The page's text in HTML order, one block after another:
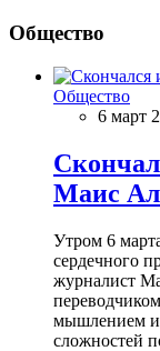
Общество
Общество
6 март
Маис
Утром 6
сердечного
журналист
мышлением и
сложностей